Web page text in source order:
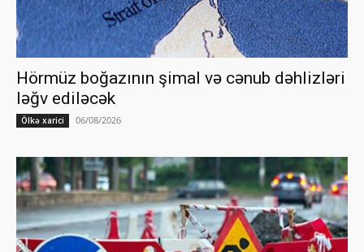
Hörmüz boğazının şimal və cənub dəhlizləri
ləğv ediləcək
Ölkə xarici 06/08/2026